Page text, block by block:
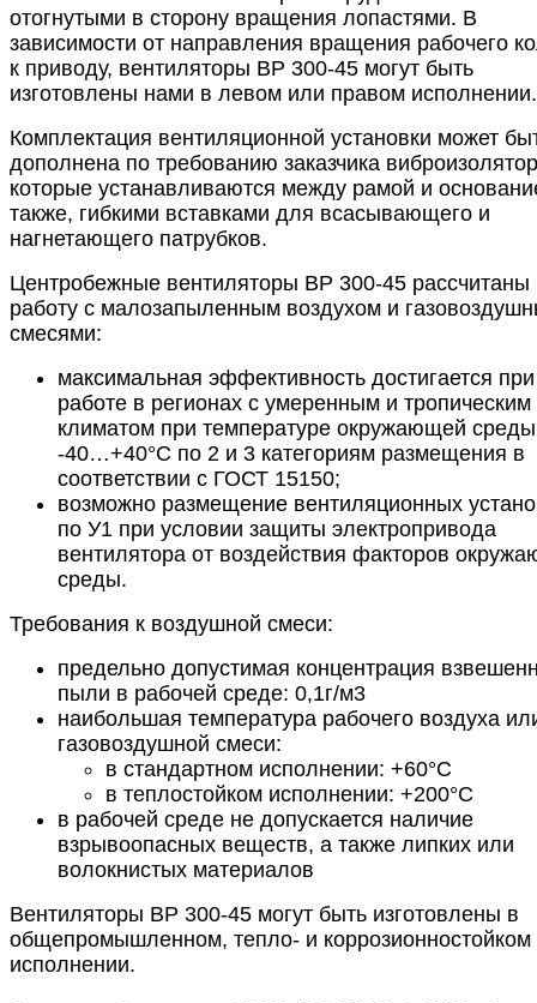
отогнутыми в сторону вращения лопастями. В
зависимости от направления вращения рабочего
к приводу, вентиляторы ВР 300-45 могут быть
изготовлены нами в левом или правом исполнении.
Комплектация вентиляционной установки может
дополнена по требованию заказчика
которые устанавливаются между рамой и
также, гибкими вставками для всасывающего и
нагнетающего патрубков.
Центробежные вентиляторы ВР 300-45 рассчитаны
работу с малозапыленным воздухом и
смесями:
максимальная эффективность достигается при
работе в регионах с умеренным и тропическим
климатом при температуре окружающей среды
-40…+40°С по 2 и 3 категориям размещения в
соответствии с ГОСТ 15150;
возможно размещение вентиляционных
по У1 при условии защиты электропривода
вентилятора от воздействия факторов
среды.
Требования к воздушной смеси:
предельно допустимая концентрация
пыли в рабочей среде: 0,1г/м3
наибольшая температура рабочего воздуха
газовоздушной смеси:
в стандартном исполнении: +60°С
в теплостойком исполнении: +200°С
в рабочей среде не допускается наличие
взрывоопасных веществ, а также липких или
волокнистых материалов
Вентиляторы ВР 300-45 могут быть изготовлены в
общепромышленном, тепло- и коррозионностойком
исполнении.